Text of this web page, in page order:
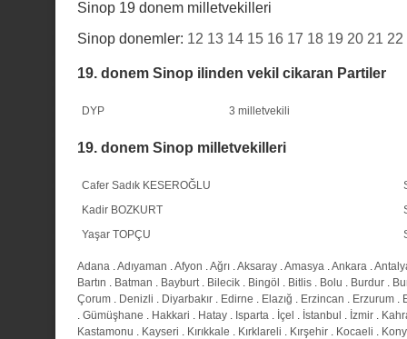
Sinop 19 donem milletvekilleri
Sinop donemler: 12 13 14 15 16 17 18 19 20 21 22
19. donem Sinop ilinden vekil cikaran Partiler
DYP 3 milletvekili
19. donem Sinop milletvekilleri
Cafer Sadık KESEROĞLU
Kadir BOZKURT
Yaşar TOPÇU
Adana .Adıyaman .Afyon .Ağrı .Aksaray .Amasya .Ankara .
Bartın . Batman . Bayburt. Bilecik . Bingöl . Bitlis . Bolu . Burdur .
Çorum . Denizli . Diyarbakır . Edirne . Elazığ . Erzincan . Erzurum .
. Gümüşhane . Hakkari . Hatay . Isparta . İçel . İstanbul . İzmir .
Kastamonu . Kayseri . Kırıkkale . Kırklareli . Kırşehir . Kocaeli .